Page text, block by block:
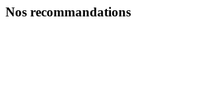
Nos recommandations